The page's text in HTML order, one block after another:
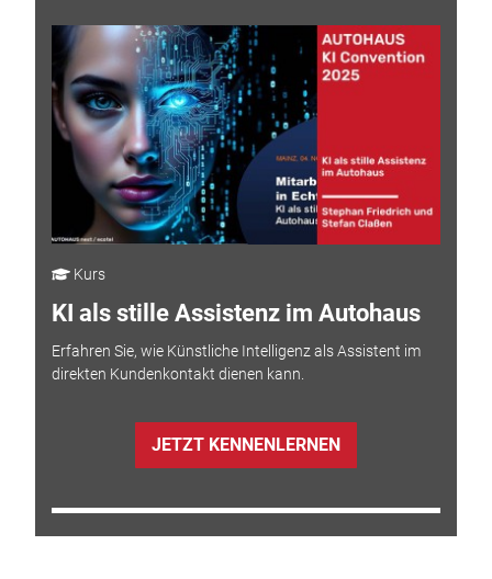
Kurs
KI als stille Assistenz im Autohaus
Erfahren Sie, wie Künstliche Intelligenz als Assistent im
direkten Kundenkontakt dienen kann.
JETZT KENNENLERNEN